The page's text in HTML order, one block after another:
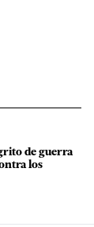
de guerra
los